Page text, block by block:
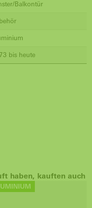
Balkontür
bis heute
haben, kauften auch